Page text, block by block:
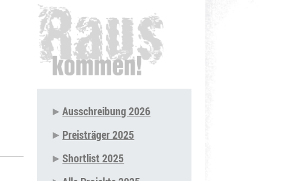
überspringen
Ausschreibung 2026
Preisträger 2025
Shortlist 2025